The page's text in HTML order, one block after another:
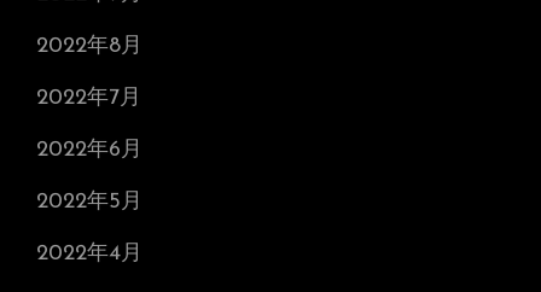
2022年8月
2022年7月
2022年6月
2022年5月
2022年4月